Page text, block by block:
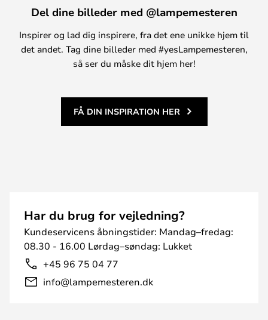
Del dine billeder med @lampemesteren
Inspirer og lad dig inspirere, fra det ene unikke hjem til
det andet. Tag dine billeder med #yesLampemesteren,
så ser du måske dit hjem her!
FÅ DIN INSPIRATION HER
Har du brug for vejledning?
Kundeservicens åbningstider: Mandag–fredag:
08.30 - 16.00 Lørdag–søndag: Lukket
+45 96 75 04 77
info@lampemesteren.dk